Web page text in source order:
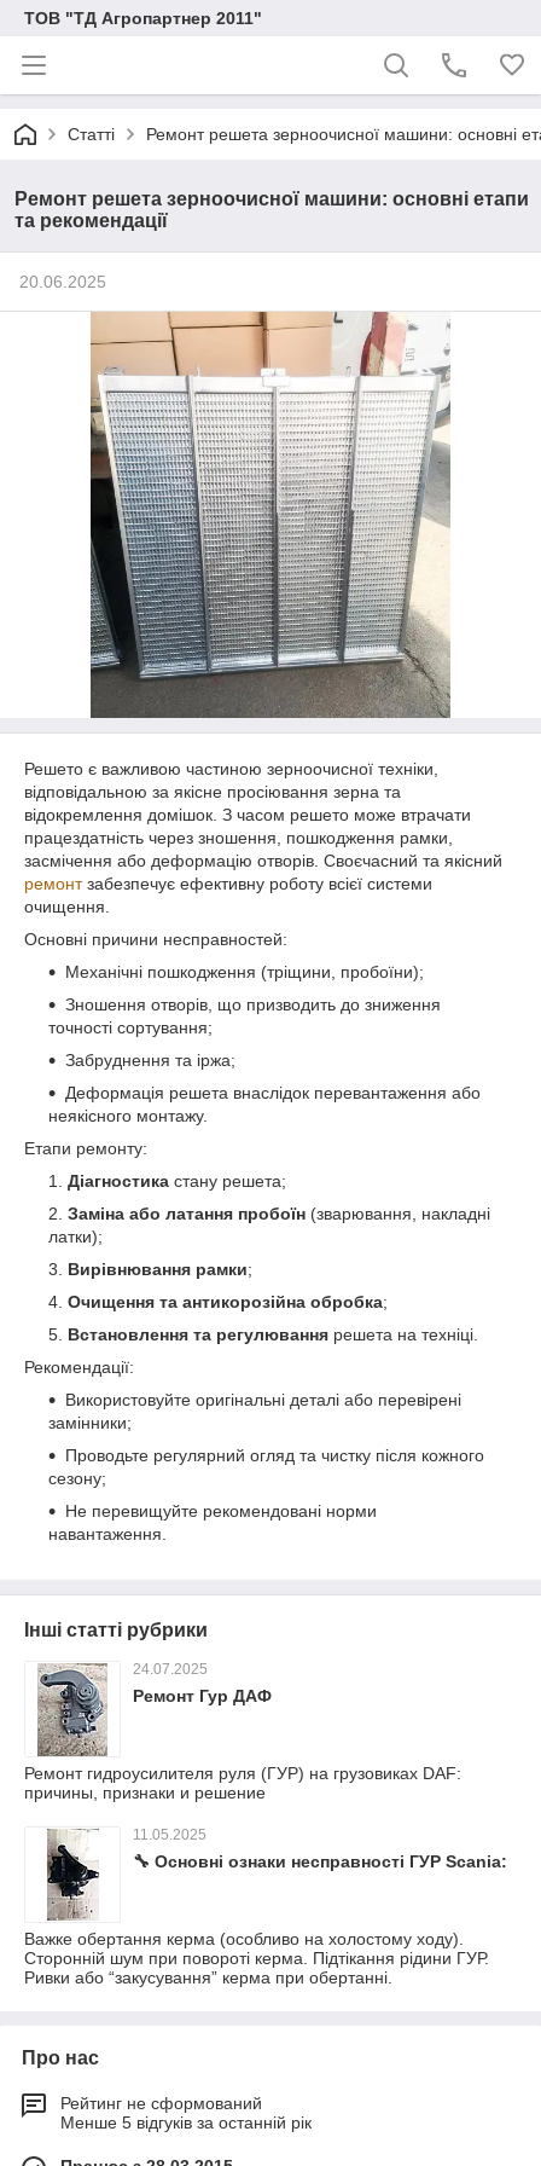
ТОВ "ТД Агропартнер 2011"
Статті Ремонт решета зерноочисної машини: основні
Ремонт решета зерноочисної машини: основні етапи
та рекомендації
20.06.2025
Решето є важливою частиною зерноочисної техніки,
відповідальною за якісне просіювання зерна та
відокремлення домішок. З часом решето може втрачати
працездатність через зношення, пошкодження рамки,
засмічення або деформацію отворів. Своєчасний та якісний
ремонтзабезпечує ефективну роботу всієї системи
очищення.
Основні причини несправностей:
Механічні пошкодження (тріщини, пробоїни);
Зношення отворів, що призводить до зниження
точності сортування;
Забруднення та іржа;
Деформація решета внаслідок перевантаження або
неякісного монтажу.
Етапи ремонту:
Діагностика стану решета;
Заміна або латання пробоїн (зварювання, накладні
латки);
Вирівнювання рамки;
Очищення та антикорозійна обробка;
Встановлення та регулювання решета на техніці.
Рекомендації:
Використовуйте оригінальні деталі або перевірені
замінники;
Проводьте регулярний огляд та чистку після кожного
сезону;
Не перевищуйте рекомендовані норми
навантаження.
Інші статті рубрики
24.07.2025
Ремонт Гур ДАФ
Ремонт гидроусилителя руля (ГУР) на грузовиках DAF:
причины, признаки и решение
11.05.2025
🔧 Основні ознаки несправності ГУР Scania:
Важке обертання керма (особливо на холостому ходу).
Сторонній шум при повороті керма. Підтікання рідини ГУР.
Ривки або “закусування” керма при обертанні.
Про нас
Рейтинг не сформований
Менше 5 відгуків за останній рік